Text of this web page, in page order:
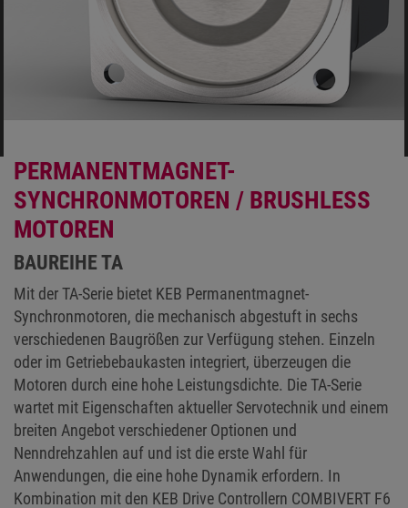
PERMANENTMAGNET-
SYNCHRONMOTOREN / BRUSHLESS
MOTOREN
BAUREIHE TA
Mit der TA-Serie bietet KEB Permanentmagnet-
Synchronmotoren, die mechanisch abgestuft in sechs
verschiedenen Baugrößen zur Verfügung stehen. Einzeln
oder im Getriebebaukasten integriert, überzeugen die
Motoren durch eine hohe Leistungsdichte. Die TA-Serie
wartet mit Eigenschaften aktueller Servotechnik und einem
breiten Angebot verschiedener Optionen und
Nenndrehzahlen auf und ist die erste Wahl für
Anwendungen, die eine hohe Dynamik erfordern. In
Kombination mit den KEB Drive Controllern COMBIVERT F6